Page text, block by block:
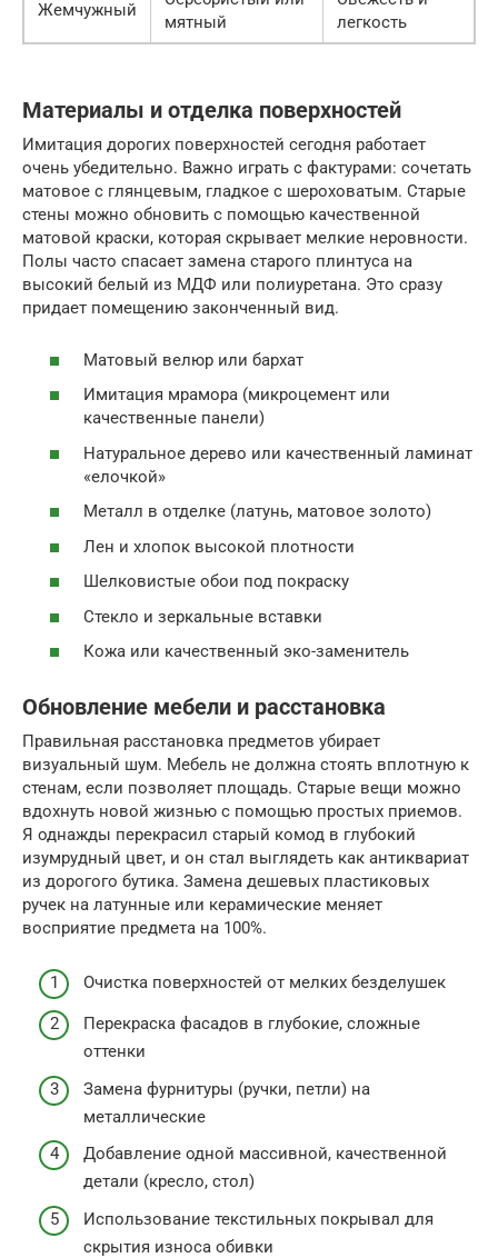
Жемчужный
мятный
легкость
Материалы и отделка поверхностей
Имитация дорогих поверхностей сегодня работает
очень убедительно. Важно играть с фактурами: сочетать
матовое с глянцевым, гладкое с шероховатым. Старые
стены можно обновить с помощью качественной
матовой краски, которая скрывает мелкие неровности.
Полы часто спасает замена старого плинтуса на
высокий белый из МДФ или полиуретана. Это сразу
придает помещению законченный вид.
Матовый велюр или бархат
Имитация мрамора (микроцемент или
качественные панели)
Натуральное дерево или качественный ламинат
«елочкой»
Металл в отделке (латунь, матовое золото)
Лен и хлопок высокой плотности
Шелковистые обои под покраску
Стекло и зеркальные вставки
Кожа или качественный эко-заменитель
Обновление мебели и расстановка
Правильная расстановка предметов убирает
визуальный шум. Мебель не должна стоять вплотную к
стенам, если позволяет площадь. Старые вещи можно
вдохнуть новой жизнью с помощью простых приемов.
Я однажды перекрасил старый комод в глубокий
изумрудный цвет, и он стал выглядеть как антиквариат
из дорогого бутика. Замена дешевых пластиковых
ручек на латунные или керамические меняет
восприятие предмета на 100%.
Очистка поверхностей от мелких безделушек
Перекраска фасадов в глубокие, сложные
оттенки
Замена фурнитуры (ручки, петли) на
металлические
Добавление одной массивной, качественной
детали (кресло, стол)
Использование текстильных покрывал для
скрытия износа обивки